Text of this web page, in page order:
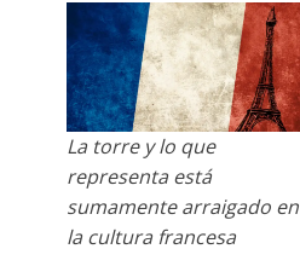
La torre y lo que
representa está
sumamente arraigado en
la cultura francesa